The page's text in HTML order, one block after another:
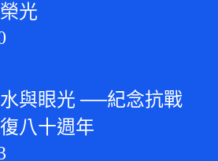
光
與眼光 ──紀念抗戰
八十週年